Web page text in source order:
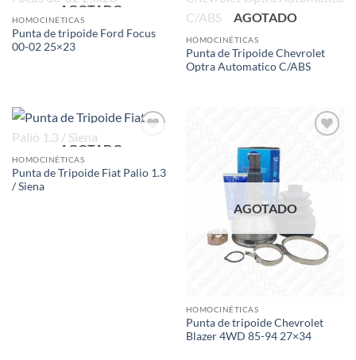
AGOTADO
HOMOCINÉTICAS
Punta de tripoide Ford Focus
00-02 25×23
AGOTADO
HOMOCINÉTICAS
Punta de Tripoide Chevrolet
Optra Automatico C/ABS
AGOTADO
HOMOCINÉTICAS
Punta de Tripoide Fiat Palio 1.3
/ Siena
AGOTADO
HOMOCINÉTICAS
Punta de tripoide Chevrolet
Blazer 4WD 85-94 27×34